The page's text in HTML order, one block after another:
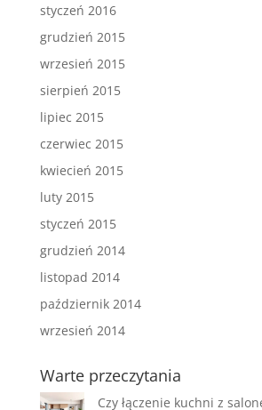
styczeń 2016
grudzień 2015
wrzesień 2015
sierpień 2015
lipiec 2015
czerwiec 2015
kwiecień 2015
luty 2015
styczeń 2015
grudzień 2014
listopad 2014
październik 2014
wrzesień 2014
Warte przeczytania
Czy łączenie kuchni z